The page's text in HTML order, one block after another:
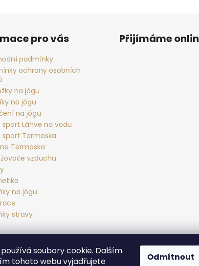
soubory cookie. Dalším
tohoto webu vyjadřujete
Odmítnout
pro vás
podmínky
ochrany osobních
na jógu
na jógu
na jógu
sport Láhve na vodu
sport Termoska
Termoska
vzduchu
na jógu
stravy
Přijímáme
Yoga sport Frýdek - Místek Yogové studio Maralák Hotel